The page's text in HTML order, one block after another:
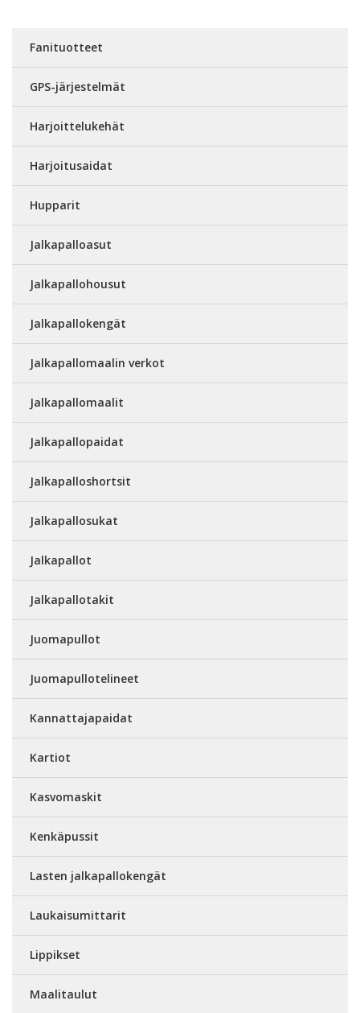
Fanituotteet
GPS-järjestelmät
Harjoittelukehät
Harjoitusaidat
Hupparit
Jalkapalloasut
Jalkapallohousut
Jalkapallokengät
Jalkapallomaalin verkot
Jalkapallomaalit
Jalkapallopaidat
Jalkapalloshortsit
Jalkapallosukat
Jalkapallot
Jalkapallotakit
Juomapullot
Juomapullotelineet
Kannattajapaidat
Kartiot
Kasvomaskit
Kenkäpussit
Lasten jalkapallokengät
Laukaisumittarit
Lippikset
Maalitaulut